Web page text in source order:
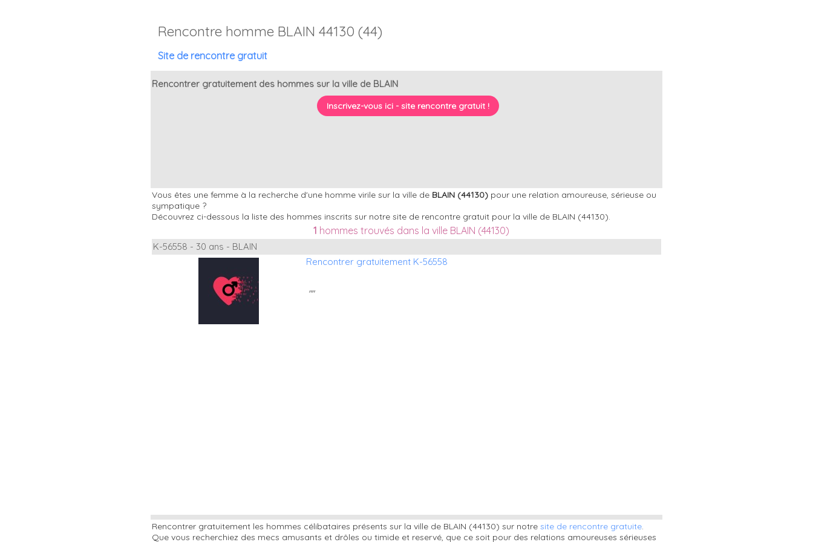
Rencontre homme BLAIN 44130 (44)
Site de rencontre gratuit
Rencontrer gratuitement des hommes sur la ville de BLAIN
Inscrivez-vous ici - site rencontre gratuit !
Vous êtes une femme à la recherche d'une homme virile sur la ville de BLAIN (44130) pour une relation amoureuse, sérieuse ou
sympatique ?
Découvrez ci-dessous la liste des hommes inscrits sur notre site de rencontre gratuit pour la ville de BLAIN (44130).
1 hommes trouvés dans la ville BLAIN (44130)
K-56558 - 30 ans - BLAIN
Rencontrer gratuitement K-56558
""
Rencontrer gratuitement les hommes célibataires présents sur la ville de BLAIN (44130) sur notre site de rencontre gratuite.
Que vous recherchiez des mecs amusants et drôles ou timide et reservé, que ce soit pour des relations amoureuses sérieuses